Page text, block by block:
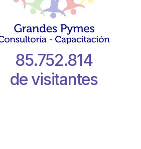
85.752.814
de visitantes